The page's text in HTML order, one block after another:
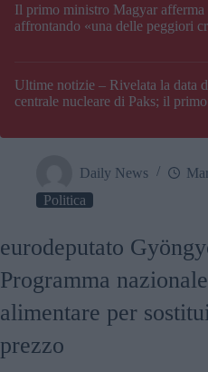
Il primo ministro Magyar afferma
affrontando «una delle peggiori
Ultime notizie – Rivelata la data
centrale nucleare di Paks; il
Daily News
Politica
eurodeputato
Programma
alimentare per
prezzo